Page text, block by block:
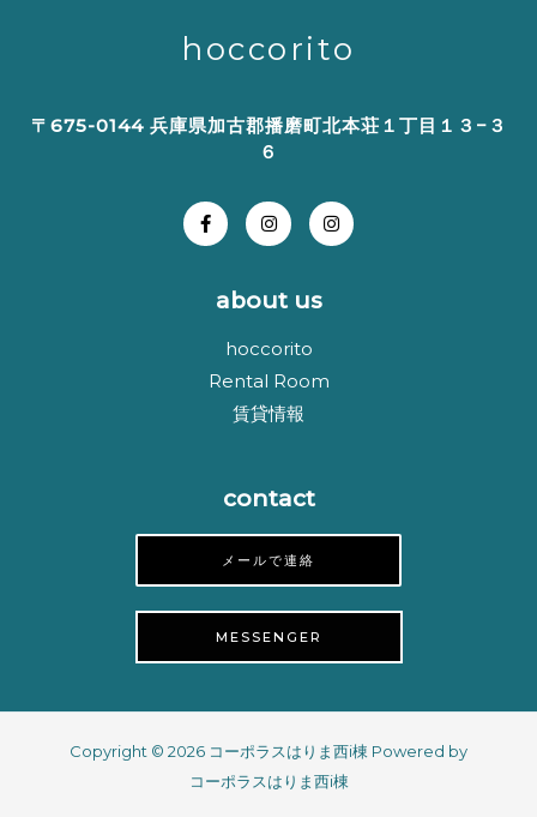
hoccorito
〒675-0144 兵庫県加古郡播磨町北本荘１丁目１３−３
６
about us
hoccorito
Rental Room
賃貸情報
contact
メールで連絡
MESSENGER
Copyright © 2026 コーポラスはりま西i棟 Powered by
コーポラスはりま西i棟